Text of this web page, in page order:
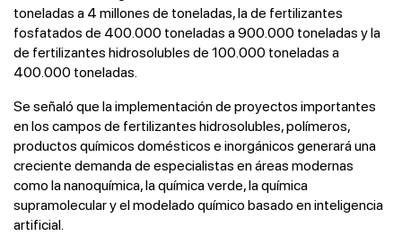
toneladas a 4 millones de toneladas, la de fertilizantes
fosfatados de 400.000 toneladas a 900.000 toneladas y la
de fertilizantes hidrosolubles de 100.000 toneladas a
400.000 toneladas.
Se señaló que la implementación de proyectos importantes
en los campos de fertilizantes hidrosolubles, polímeros,
productos químicos domésticos e inorgánicos generará una
creciente demanda de especialistas en áreas modernas
como la nanoquímica, la química verde, la química
supramolecular y el modelado químico basado en inteligencia
artificial.